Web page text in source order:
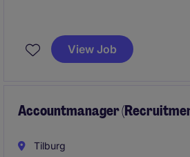
de schakel tussen ambitieuze
toonaangevende bedrijven. Je
View Job
Accountmanager
Tilburg